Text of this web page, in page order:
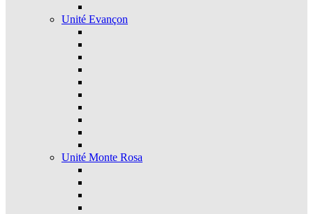
Unité Evançon
Unité Monte Rosa